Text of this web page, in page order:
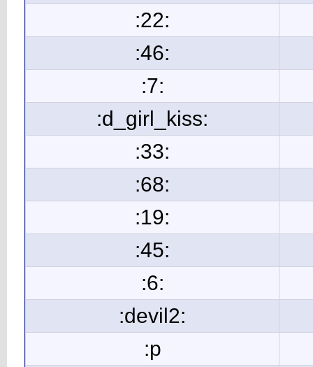
:22:
:46:
:7:
:d_girl_kiss:
:33:
:68:
:19:
:45:
:6:
:devil2:
:p